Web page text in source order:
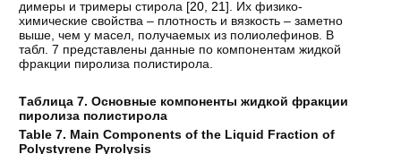
димеры и тримеры стирола [20,21]. Их физико-
химические свойства – плотность и вязкость – заметно
выше, чем у масел, получаемых из полиолефинов. В
табл. 7 представлены данные по компонентам жидкой
фракции пиролиза полистирола.
Таблица 7. Основные компоненты жидкой фракции
пиролиза полистирола
Table 7. Main Components of the Liquid Fraction of
Polystyrene Pyrolysis